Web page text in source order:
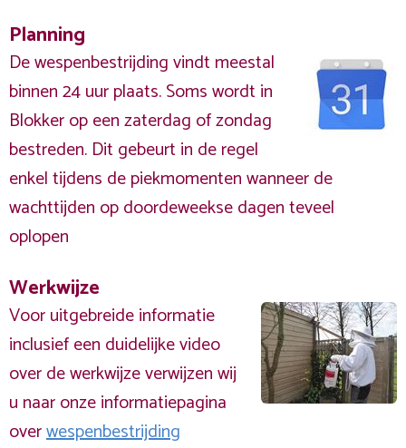
Planning
De wespenbestrijding vindt meestal
binnen 24 uur plaats. Soms wordt in
Blokker op een zaterdag of zondag
bestreden. Dit gebeurt in de regel
enkel tijdens de piekmomenten wanneer de
wachttijden op doordeweekse dagen teveel
oplopen
Werkwijze
Voor uitgebreide informatie
inclusief een duidelijke video
over de werkwijze verwijzen wij
u naar onze informatiepagina
overwespenbestrijding